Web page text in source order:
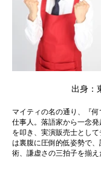
出身：
マイティの名の通り、『
仕事人。落語家から一念
を叩き、実演販売士とし
は裏腹に圧倒的低姿勢で
術、謙虚さの三拍子を揃え